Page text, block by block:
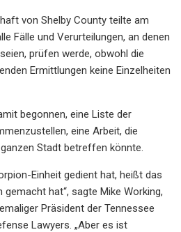
von Shelby County teilte am
Fälle und Verurteilungen, an denen
prüfen werde, obwohl die
Ermittlungen keine Einzelheiten
begonnen, eine Liste der
eine Arbeit, die
Stadt betreffen könnte.
Einheit gedient hat, heißt das
hat“, sagte Mike Working,
Präsident der Tennessee
Lawyers. „Aber es ist